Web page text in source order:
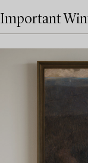
Important